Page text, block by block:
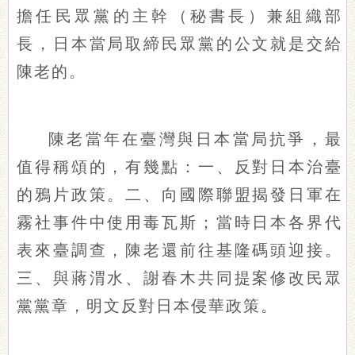
擔任民眾黨的主幹（秘書長）兼組織部
長，日本當局取締民眾黨的公文就是交給
陳老的。
陳老當年在臺灣與日本當局抗爭，最
值得稱頌的，有幾點：一、反對日本治臺
的鴉片政策。二、向國際聯盟揭發日軍在
霧社事件中使用毒瓦斯；當時日本各界代
表來臺調查，陳老還前往基隆碼頭迎接。
三、與蔣渭水、謝春木共同提案修改民眾
黨黨章，明文反對日本侵華政策。